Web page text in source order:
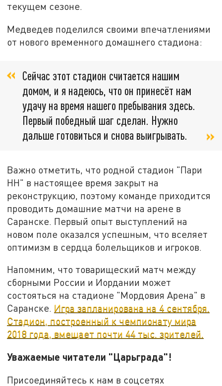
текущем сезоне.
Медведев поделился своими впечатлениями
от нового временного домашнего стадиона:
Сейчас этот стадион считается нашим
домом, и я надеюсь, что он принесёт нам
удачу на время нашего пребывания здесь.
Первый победный шаг сделан. Нужно
дальше готовиться и снова выигрывать.
Важно отметить, что родной стадион "Пари
НН" в настоящее время закрыт на
реконструкцию, поэтому команде приходится
проводить домашние матчи на арене в
Саранске. Первый опыт выступлений на
новом поле оказался успешным, что вселяет
оптимизм в сердца болельщиков и игроков.
Напомним, что товарищеский матч между
сборными России и Иордании может
состояться на стадионе "Мордовия Арена" в
Саранске. Игра запланирована на 4 сентября.
Стадион, построенный к чемпионату мира
2018 года, вмещает почти 44 тыс. зрителей.
Уважаемые читатели "Царьграда"!
Присоединяйтесь к нам в соцсетях